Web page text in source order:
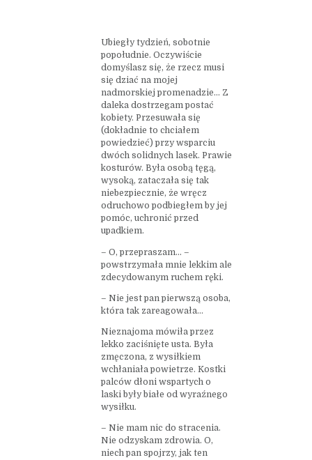
Ubiegły tydzień, sobotnie
popołudnie. Oczywiście
domyślasz się, że rzecz musi
się dziać na mojej
nadmorskiej promenadzie… Z
daleka dostrzegam postać
kobiety. Przesuwała się
(dokładnie to chciałem
powiedzieć) przy wsparciu
dwóch solidnych lasek. Prawie
kosturów. Była osobą tęgą,
wysoką, zataczała się tak
niebezpiecznie, że wręcz
odruchowo podbiegłem by jej
pomóc, uchronić przed
upadkiem.
– O, przepraszam… –
powstrzymała mnie lekkim ale
zdecydowanym ruchem ręki.
– Nie jest pan pierwszą osoba,
która tak zareagowała…
Nieznajoma mówiła przez
lekko zaciśnięte usta. Była
zmęczona, z wysiłkiem
wchłaniała powietrze. Kostki
palców dłoni wspartych o
laski były białe od wyraźnego
wysiłku.
– Nie mam nic do stracenia.
Nie odzyskam zdrowia. O,
niech pan spojrzy, jak ten